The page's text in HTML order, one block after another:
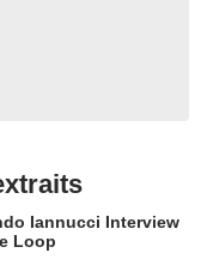
Iannucci Interview
Loop